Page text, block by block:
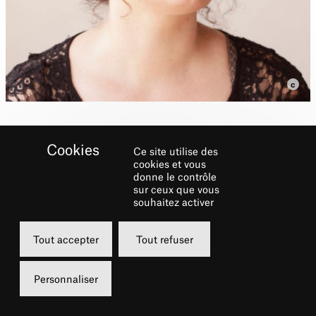
Interprétation: Heidi’s
Four Basket Dances de
Mike Kelley (1992-2001),
Trademarks de Vito
Acconci (1970), et la fille
du collectionneur de Théo
Mercier (2017).
Ce site utilise des
cookies et vous
donne le contrôle
sur ceux que vous
souhaitez activer
Tout accepter Tout refuser
Personnaliser